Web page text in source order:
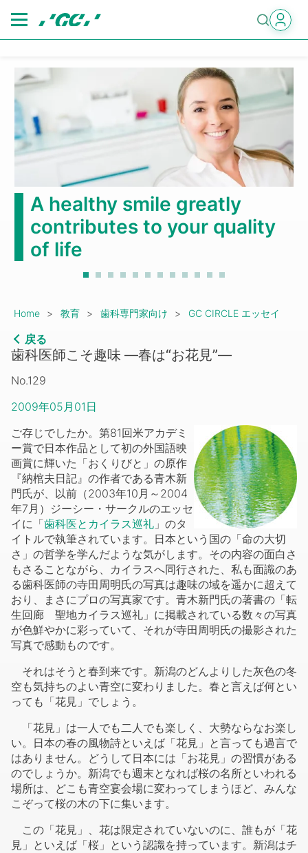
main
第6回国際歯科シンポジ
2026年10月3日(土)～4日(日)
Breadcrumb
Home
歯科医師こそ趣味 ―春は“お花見”―
No.129
2009年05月01日
ご存じでしたか。第81回米アカデミ
ー賞で日本作品として初の外国語映
画賞に輝いた「おくりびと」の原作
『納棺夫日記』の作者である青木新
門氏が、以前（2003年10月～2004
年7月）ジーシー・サークルのエッセ
イに「歯科医とカイラス巡礼」のタ
イトルで執筆されています。日本という国の「命の大切
さ」の哲学を学んだような気がします。その内容の面白さ
もさることながら、カイラスへ同行された、私も面識のあ
る歯科医師の寺田周明氏の写真は趣味の域を遥かに超えて
おり、まさにプロの写真家です。青木新門氏の著書の「転
生回廊 聖地カイラス巡礼」に掲載されている数々の写真
写真で感動ものです。
それはそうと春到来です。新潟のどんよりした灰色の冬
っても「花見」でしょう。
「花見」は一人でも二人でも楽しく、大勢ならなお楽し
い。日本の春の風物詩といえば「花見」と言っても過言で
はありません。どうして日本には「お花見」の習慣がある
のでしょうか。新潟でも週末となれば桜の名所といわれる
こぞって桜の木の下に集います。